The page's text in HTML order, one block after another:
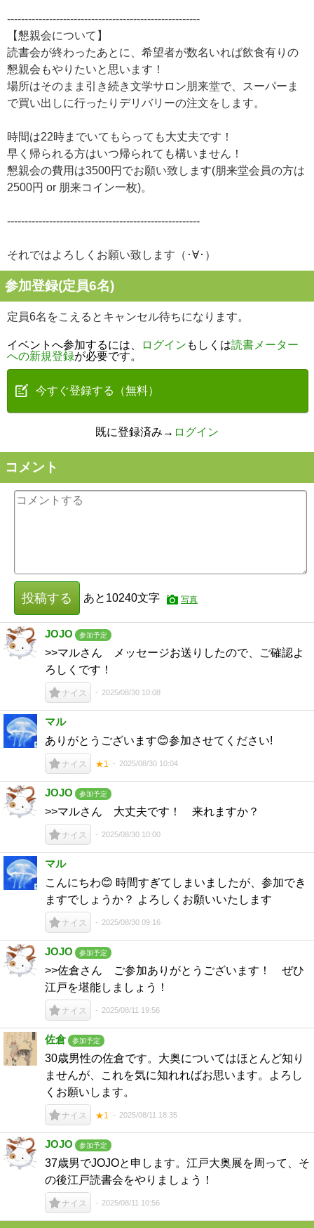
-------------------------------------------------------
【懇親会について】
読書会が終わったあとに、希望者が数名いれば飲食有りの
懇親会もやりたいと思います！
場所はそのまま引き続き文学サロン朋来堂で、スーパーま
で買い出しに行ったりデリバリーの注文をします。
時間は22時までいてもらっても大丈夫です！
早く帰られる方はいつ帰られても構いません！
懇親会の費用は3500円でお願い致します(朋来堂会員の方は
2500円 or 朋来コイン一枚)。
-------------------------------------------------------
それではよろしくお願い致します（･∀･）
参加登録(定員6名)
定員6名をこえるとキャンセル待ちになります。
イベントへ参加するには、 ログイン もしくは読書メーター
への新規登録が必要です。
今すぐ登録する（無料）
既に登録済み→ ログイン
コメント
投稿する あと 10240文字 写真
JOJO 参加予定
>>マルさん メッセージお送りしたので、ご確認よ
ろしくです！
ナイス 2025/08/30 10:08
マル
ありがとうございます😊参加させてください!
ナイス ★1 2025/08/30 10:04
JOJO 参加予定
>>マルさん 大丈夫です！ 来れますか？
ナイス 2025/08/30 10:00
マル
こんにちわ😊 時間すぎてしまいましたが、参加でき
ますでしょうか？ よろしくお願いいたします
ナイス 2025/08/30 09:16
JOJO 参加予定
>>佐倉さん ご参加ありがとうございます！ ぜひ
江戸を堪能しましょう！
ナイス 2025/08/11 19:56
佐倉 参加予定
30歳男性の佐倉です。大奥についてはほとんど知り
ませんが、これを気に知れればお思います。よろし
くお願いします。
ナイス ★1 2025/08/11 18:35
JOJO 参加予定
37歳男でJOJOと申します。江戸大奥展を周って、そ
の後江戸読書会をやりましょう！
ナイス 2025/08/11 10:56